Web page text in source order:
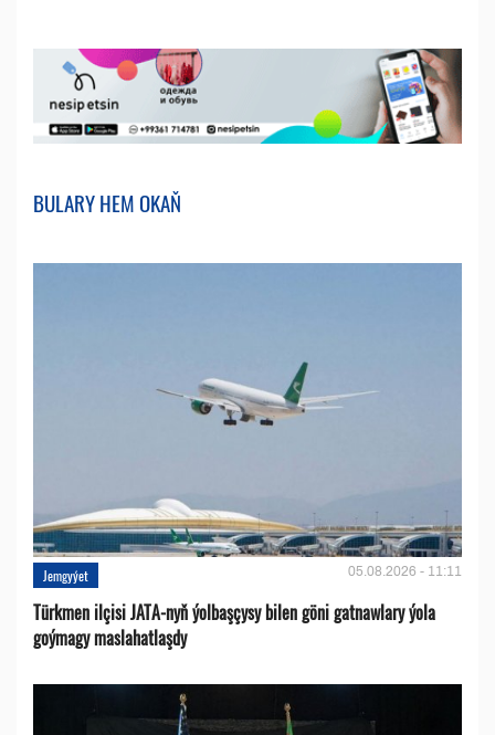
BULARY HEM OKAŇ
Jemgyýet 05.08.2026 - 11:11
Türkmen ilçisi JATA-nyň ýolbaşçysy bilen göni gatnawlary ýola
goýmagy maslahatlaşdy